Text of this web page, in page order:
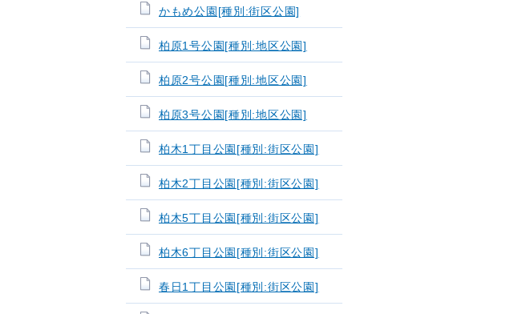
かもめ公園[種別:街区公園]
柏原1号公園[種別:地区公園]
柏原2号公園[種別:地区公園]
柏原3号公園[種別:地区公園]
柏木1丁目公園[種別:街区公園]
柏木2丁目公園[種別:街区公園]
柏木5丁目公園[種別:街区公園]
柏木6丁目公園[種別:街区公園]
春日1丁目公園[種別:街区公園]